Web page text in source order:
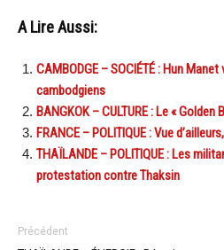
A Lire Aussi:
CAMBODGE – SOCIÉTÉ : Hun
cambodgiens
BANGKOK – CULTURE : Le «
FRANCE – POLITIQUE : Vue
THAÏLANDE – POLITIQUE : Les
protestation contre Thaksin
Précédent